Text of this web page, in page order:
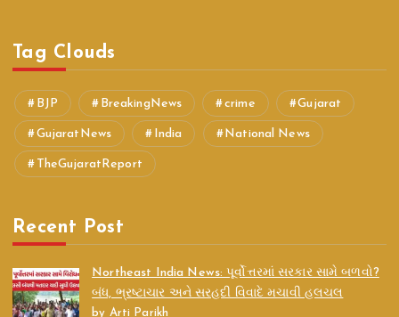
Tag Clouds
BJP BreakingNews crime Gujarat
GujaratNews India National News
TheGujaratReport
Recent Post
Northeast India News: પૂર્વોત્તરમાં સરકાર સામે બળવો?
બંધ, ભ્રષ્ટાચાર અને સરહદી વિવાદે મચાવી હલચલ
by Arti Parikh